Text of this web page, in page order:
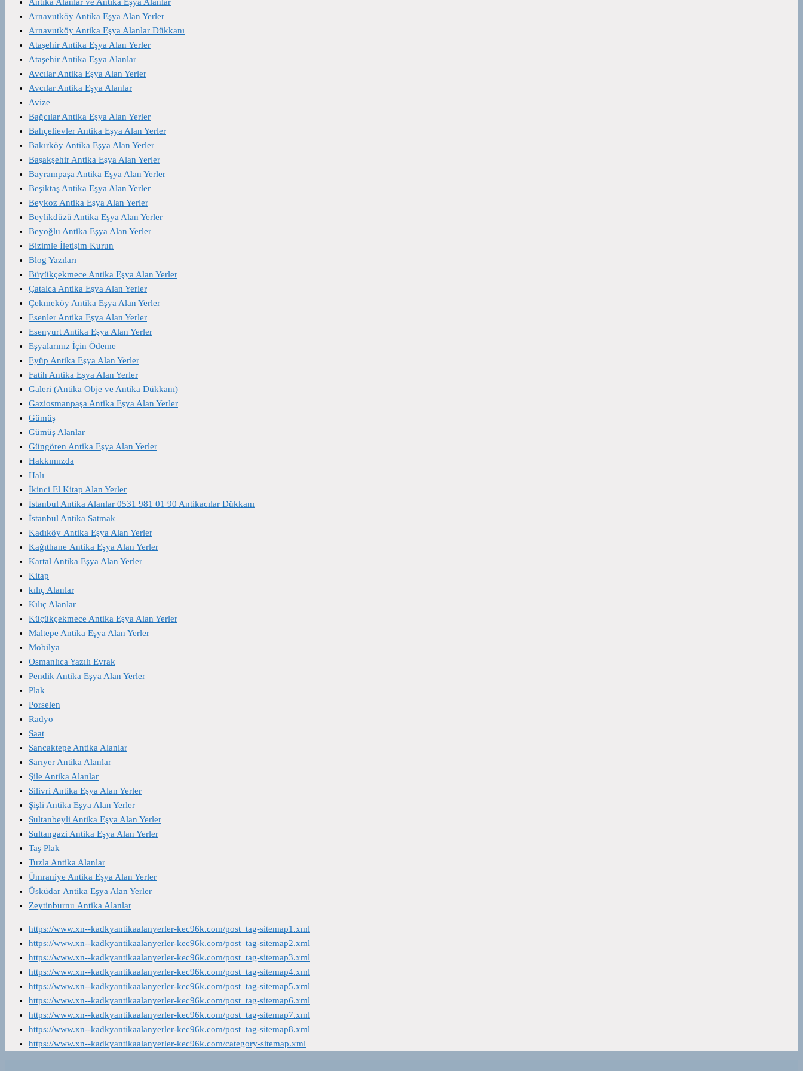
Arnavutköy Antika Eşya Alan Yerler
Arnavutköy Antika Eşya Alanlar Dükkanı
Ataşehir Antika Eşya Alan Yerler
Ataşehir Antika Eşya Alanlar
Avcılar Antika Eşya Alan Yerler
Avcılar Antika Eşya Alanlar
Avize
Bağcılar Antika Eşya Alan Yerler
Bahçelievler Antika Eşya Alan Yerler
Bakırköy Antika Eşya Alan Yerler
Başakşehir Antika Eşya Alan Yerler
Bayrampaşa Antika Eşya Alan Yerler
Beşiktaş Antika Eşya Alan Yerler
Beykoz Antika Eşya Alan Yerler
Beylikdüzü Antika Eşya Alan Yerler
Beyoğlu Antika Eşya Alan Yerler
Bizimle İletişim Kurun
Blog Yazıları
Büyükçekmece Antika Eşya Alan Yerler
Çatalca Antika Eşya Alan Yerler
Çekmeköy Antika Eşya Alan Yerler
Esenler Antika Eşya Alan Yerler
Esenyurt Antika Eşya Alan Yerler
Eşyalarınız İçin Ödeme
Eyüp Antika Eşya Alan Yerler
Fatih Antika Eşya Alan Yerler
Galeri (Antika Obje ve Antika Dükkanı)
Gaziosmanpaşa Antika Eşya Alan Yerler
Gümüş
Gümüş Alanlar
Güngören Antika Eşya Alan Yerler
Hakkımızda
Halı
İkinci El Kitap Alan Yerler
İstanbul Antika Alanlar 0531 981 01 90 Antikacılar Dükkanı
İstanbul Antika Satmak
Kadıköy Antika Eşya Alan Yerler
Kağıthane Antika Eşya Alan Yerler
Kartal Antika Eşya Alan Yerler
Kitap
kılıç Alanlar
Kılıç Alanlar
Küçükçekmece Antika Eşya Alan Yerler
Maltepe Antika Eşya Alan Yerler
Mobilya
Osmanlıca Yazılı Evrak
Pendik Antika Eşya Alan Yerler
Plak
Porselen
Radyo
Saat
Sancaktepe Antika Alanlar
Sarıyer Antika Alanlar
Şile Antika Alanlar
Silivri Antika Eşya Alan Yerler
Şişli Antika Eşya Alan Yerler
Sultanbeyli Antika Eşya Alan Yerler
Sultangazi Antika Eşya Alan Yerler
Taş Plak
Tuzla Antika Alanlar
Ümraniye Antika Eşya Alan Yerler
Üsküdar Antika Eşya Alan Yerler
Zeytinburnu Antika Alanlar
https://www.xn--kadkyantikaalanyerler-kec96k.com/post_tag-sitemap1.xml
https://www.xn--kadkyantikaalanyerler-kec96k.com/post_tag-sitemap2.xml
https://www.xn--kadkyantikaalanyerler-kec96k.com/post_tag-sitemap3.xml
https://www.xn--kadkyantikaalanyerler-kec96k.com/post_tag-sitemap4.xml
https://www.xn--kadkyantikaalanyerler-kec96k.com/post_tag-sitemap5.xml
https://www.xn--kadkyantikaalanyerler-kec96k.com/post_tag-sitemap6.xml
https://www.xn--kadkyantikaalanyerler-kec96k.com/post_tag-sitemap7.xml
https://www.xn--kadkyantikaalanyerler-kec96k.com/post_tag-sitemap8.xml
https://www.xn--kadkyantikaalanyerler-kec96k.com/category-sitemap.xml